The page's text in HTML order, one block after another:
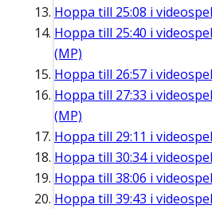
Hoppa till 25:08 i
Hoppa till 25:40 i
(MP)
Hoppa till 26:57 i
Hoppa till 27:33 i
(MP)
Hoppa till 29:11 i
Hoppa till 30:34i
Hoppa till 38:06 i
Hoppa till 39:43 i